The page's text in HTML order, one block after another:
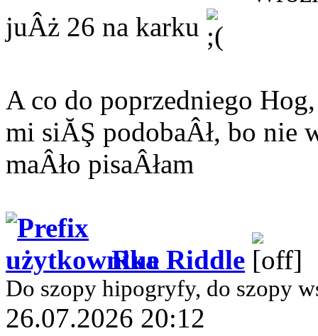
juÂż 26 na karku
A co do poprzedniego
mi siĂŞ podobaÂł, bo nie
maÂło pisaÂłam
Rue Riddle
Do szopy hipogryfy, do szopy
26.07.2026 20:12